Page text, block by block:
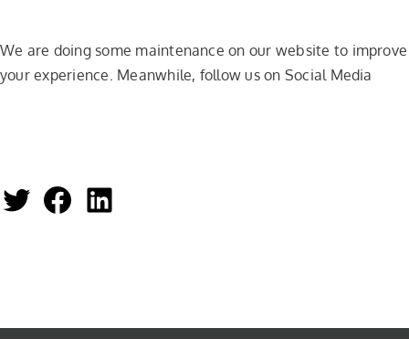
Shop
We are doing some maintenance on our website to improve
your experience. Meanwhile, follow us on Social Media
Twitter
Facebook
LinkedIn